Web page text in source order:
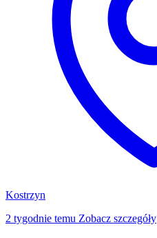
Kostrzyn
2 tygodnie temu Zobacz szczegóły